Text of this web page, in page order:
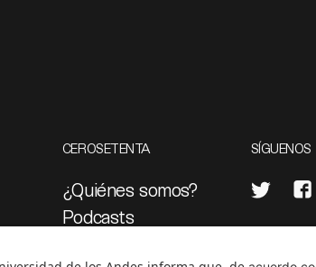
CEROSETENTA
¿Quiénes somos?
Podcasts
SÍGUENOS